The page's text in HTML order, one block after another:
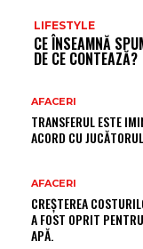
LIFESTYLE
CE ÎNSEAMNĂ
DE CE CONTEAZĂ?
AFACERI
TRANSFERUL ESTE
ACORD CU
AFACERI
CREȘTEREA
A FOST OPRIT
APĂ.